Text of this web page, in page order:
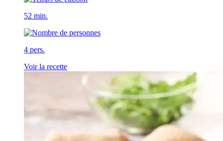
52 min.
4 pers.
Voir la recette